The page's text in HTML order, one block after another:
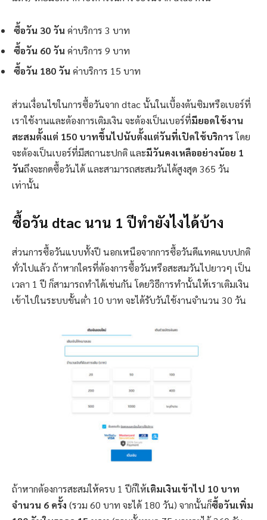
ซื้อวัน 30 วันค่าบริการ 3 บาท
ซื้อวัน 60 วันค่าบริการ 9 บาท
ซื้อวัน 180 วันค่าบริการ 15 บาท
ส่วนเงื่อนไขในการซื้อวันจาก dtac นั้นในเบื้องต้นซิมหรือเบอร์ที่
เราใช้งานและต้องการเติมเงิน จะต้องเป็นเบอร์ที่มียอดใช้งาน
สะสมตั้งแต่ 150 บาทขึ้นไปนับตั้งแต่วันที่เปิดใช้บริการโดย
จะต้องเป็นเบอร์ที่มีสถานะปกติ และมีวันคงเหลืออย่างน้อย 1
วันถึงจะกดซื้อวันได้ และสามารถสะสมวันได้สูงสุด 365 วัน
เท่านั้น
ซื้อวัน dtac นาน 1 ปีทำยังไงได้บ้าง
ส่วนการซื้อวันแบบทั้งปี นอกเหนือจากการซื้อวันดีแทคแบบปกติ
ทั่วไปแล้ว ถ้าหากใครที่ต้องการซื้อวันหรือสะสมวันไปยาวๆ เป็น
เวลา 1 ปี ก็สามารถทำได้เช่นกัน โดยวิธีการทำนั้นให้เราเติมเงิน
เข้าไปในระบบขั้นต่ำ 10 บาท จะได้รับวันใช้งานจำนวน 30 วัน
ถ้าหากต้องการสะสมให้ครบ 1 ปีก็ให้เติมเงินเข้าไป 10 บาท
จำนวน 6 ครั้ง (รวม 60 บาท จะได้ 180 วัน) จากนั้นก็ซื้อวันเพิ่ม